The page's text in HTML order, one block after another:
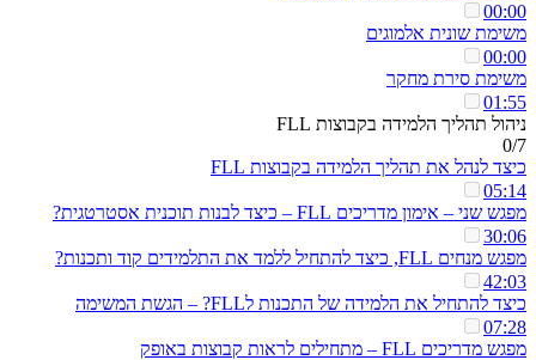
00:00
משימת שונית אלמוגים
00:00
משימת סירת מחקר
01:55
ניהול תהליך הלמידה בקבוצות FLL
0/7
כיצד לנהל את תהליך הלמידה בקבוצות FLL
05:14
מפגש שני – אימון מדריכים FLL – כיצד לבנות תוכנית אסטרטגית?
30:06
מפגש מנחים FLL, כיצד להתחיל ללמד את התלמידים קוד ותכנות?
42:03
כיצד להתחיל את הלמידה של התכנות לFLL? – הגשת המשימה
07:28
מפגש מדריכים FLL – מתחילים לראות קבוצות באופק